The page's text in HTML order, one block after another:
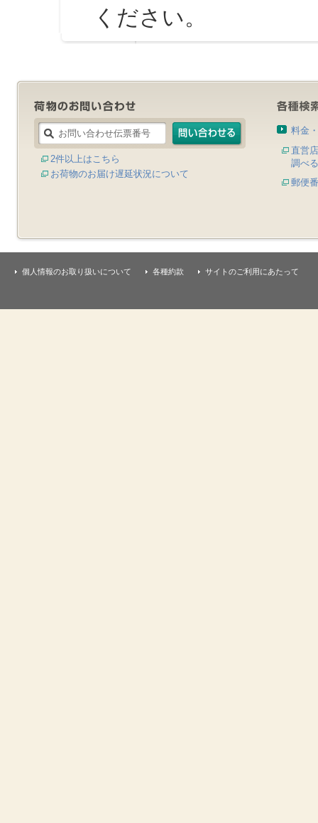
ください。
2件以上はこちら
お荷物のお届け遅延状況について
料金
直営
調べる
郵便
個人情報のお取り扱いについて 各種約款 サイトのご利用にあたって